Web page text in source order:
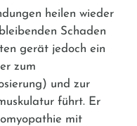
heilen wieder
Schaden
gerät jedoch ein
zum
und zur
führt. Er
mit